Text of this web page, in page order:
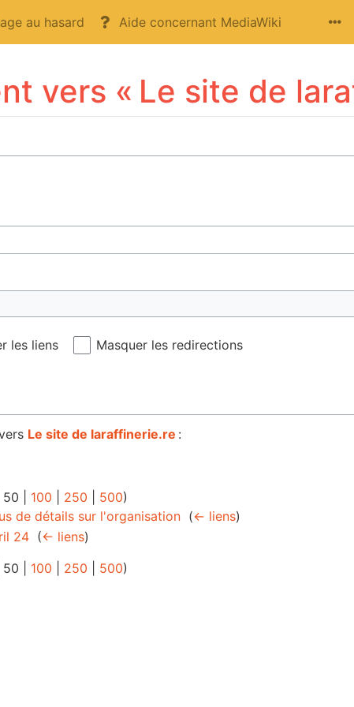
au hasard Aide concernant MediaWiki
vers « Le site de
les liens Masquer les redirections
Le site de laraffinerie.re :
50 100 250 500)
de détails sur l'organisation‎ (← liens)
24‎ (← liens)
50 100 250 500)